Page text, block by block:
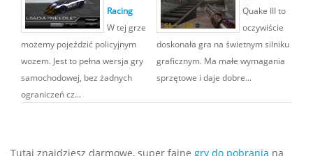
Racing
W tej grze
możemy pojeździć policyjnym
wozem. Jest to pełna wersja gry
samochodowej, bez żadnych
ograniczeń cz...
Quake III to
oczywiście
doskonała gra na świetnym silniku
graficznym. Ma małe wymagania
sprzętowe i daje dobre...
Tutaj znajdziesz darmowe, super fajne gry do pobrania na